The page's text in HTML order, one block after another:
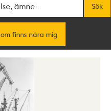
Sök
finns nära mig